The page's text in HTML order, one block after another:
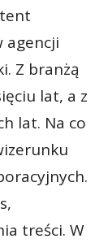
agencji
Z branżą
lat, a z
lat. Na co
treści. W